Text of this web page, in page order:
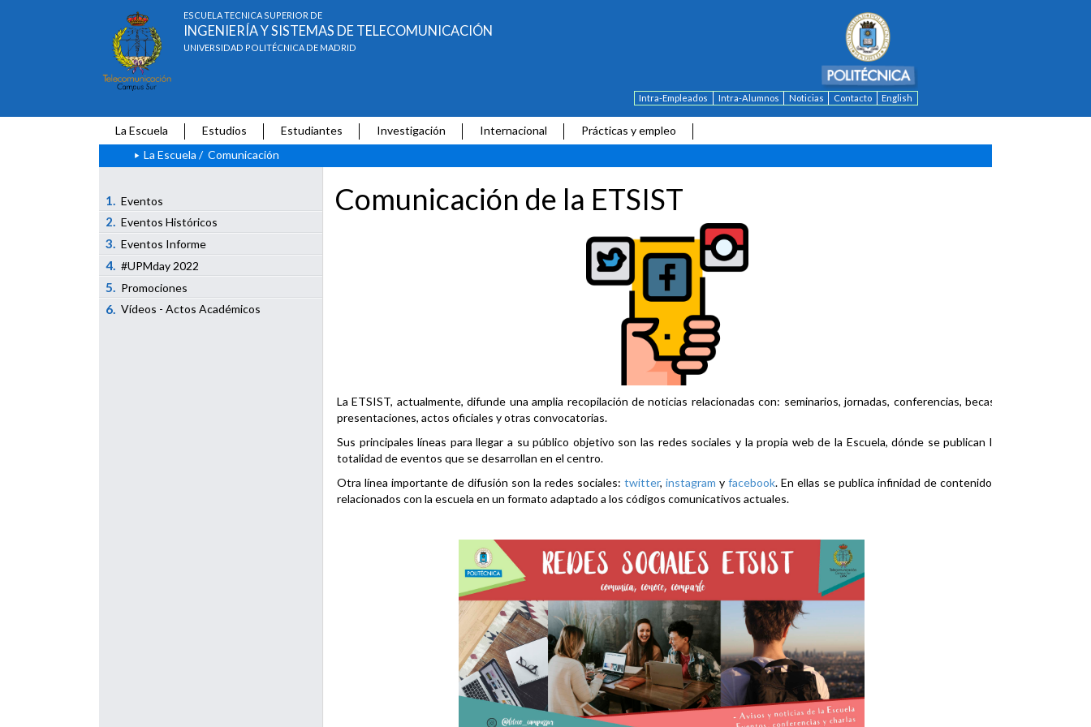
ESCUELA TÉCNICA SUPERIOR DE
INGENIERÍA Y SISTEMAS DE TELECOMUNICACIÓN
UNIVERSIDAD POLITÉCNICA DE MADRID
Intra-Empleados Intra-Alumnos Noticias Contacto English
La Escuela Estudios Estudiantes Investigación Internacional
Prácticas y empleo
La Escuela / Comunicación
1. Eventos
2. Eventos Históricos
3. Eventos Informe
4. #UPMday 2022
5. Promociones
6. Vídeos - Actos Académicos
Comunicación de la ETSIST
La ETSIST, actualmente, difunde una amplia recopilación de noticias relacionadas con: seminarios, jornadas, conferencias, becas,
presentaciones, actos oficiales y otras convocatorias.
Sus principales líneas para llegar a su público objetivo son las redes sociales y la propia web de la Escuela, dónde se publican la
totalidad de eventos que se desarrollan en el centro.
Otra línea importante de difusión son la redes sociales: twitter, instagram y facebook. En ellas se publica infinidad de contenidos
relacionados con la escuela en un formato adaptado a los códigos comunicativos actuales.